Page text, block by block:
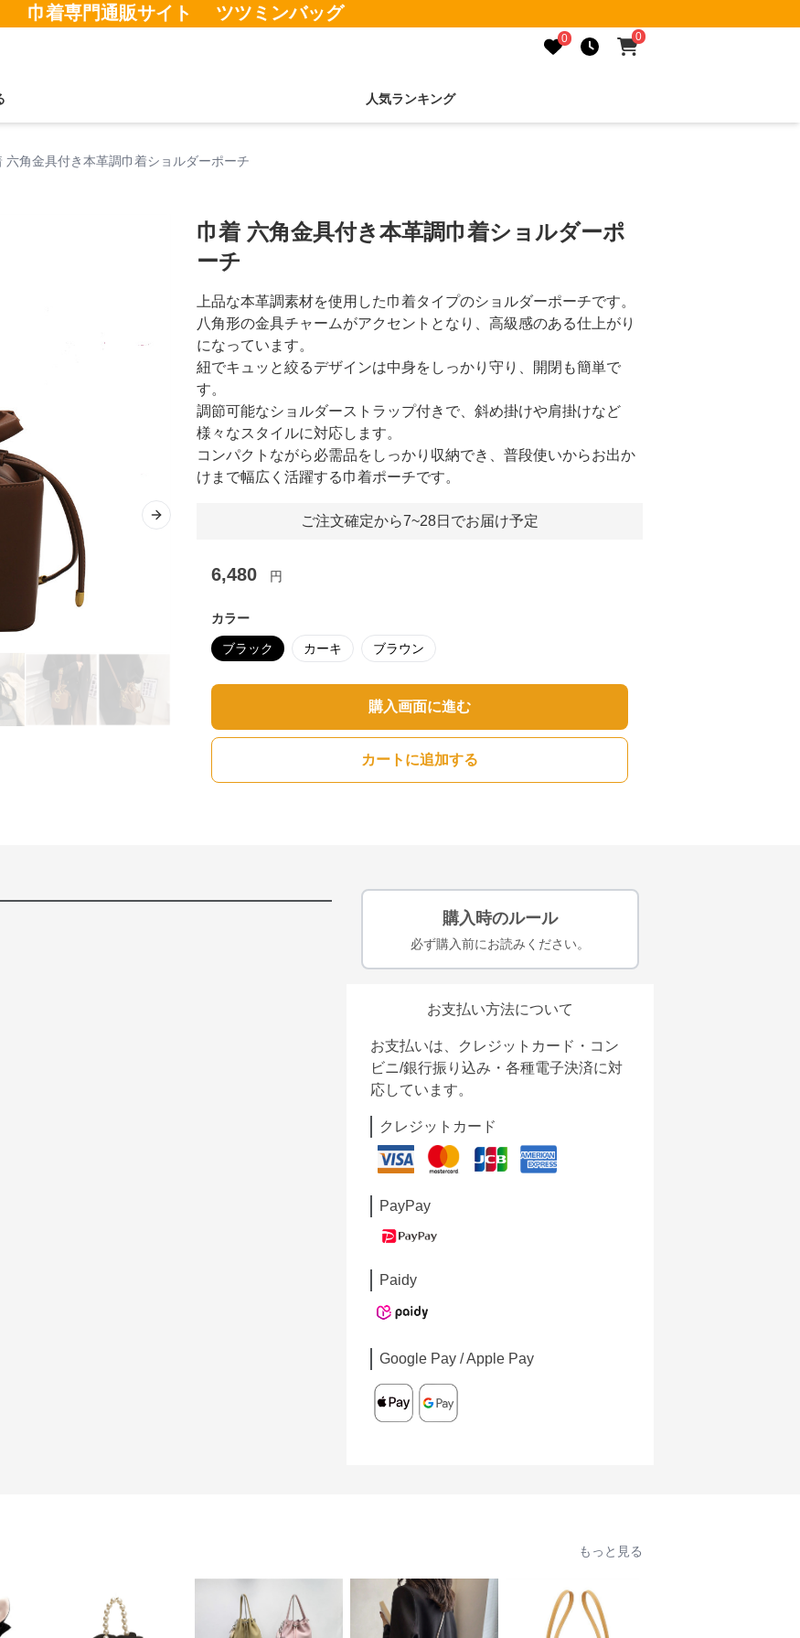
巾着専門通販サイト ツツミンバッグ
0 0
人気ランキング
六角金具付き本革調巾着ショルダーポーチ
Next slide
巾着 六角金具付き本革調巾着ショルダーポ
ーチ
上品な本革調素材を使用した巾着タイプのショルダーポーチです。
八角形の金具チャームがアクセントとなり、高級感のある仕上がり
になっています。
紐でキュッと絞るデザインは中身をしっかり守り、開閉も簡単で
す。
調節可能なショルダーストラップ付きで、斜め掛けや肩掛けなど
様々なスタイルに対応します。
コンパクトながら必需品をしっかり収納でき、普段使いからお出か
けまで幅広く活躍する巾着ポーチです。
ご注文確定から7~28日でお届け予定
6,480 円
カラー
ブラック カーキ ブラウン
購入画面に進む
カートに追加する
購入時のルール
必ず購入前にお読みください。
お支払い方法について
お支払いは、クレジットカード・コン
ビニ/銀行振り込み・各種電子決済に対
応しています。
クレジットカード
PayPay
Paidy
Google Pay / Apple Pay
もっと見る